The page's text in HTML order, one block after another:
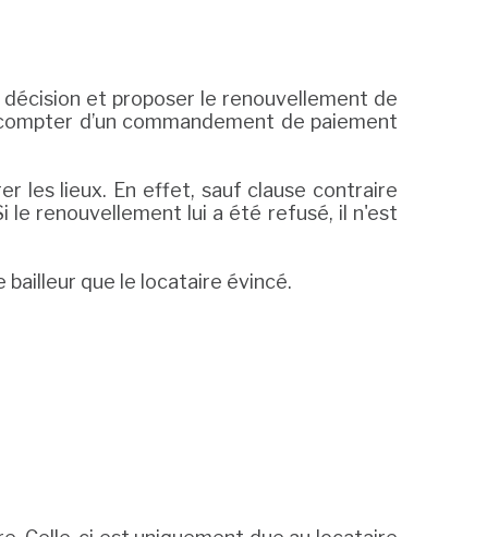
et proposer le renouvellement de
d’un commandement de paiement
les lieux. En effet, sauf clause contraire
le renouvellement lui a été refusé, il n'est
bailleur que le locataire évincé.